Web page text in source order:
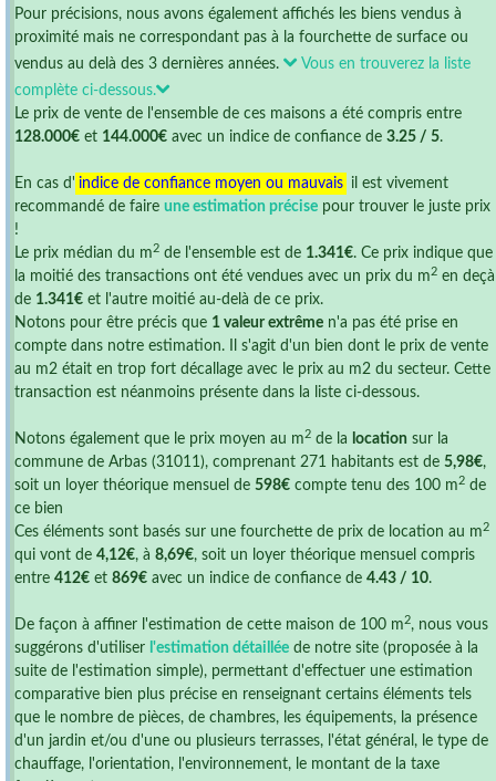
Pour précisions, nous avons également affichés les biens vendus à
proximité mais ne correspondant pas à la fourchette de surface ou
vendus au delà des 3 dernières années.
Vous en trouverez la liste
complète ci-dessous.
Le prix de vente de l'ensemble de ces maisons a été compris entre
128.000€ et 144.000€ avec un indice de confiance de 3.25 / 5.
En cas d' indice de confiance moyen ou mauvais il est vivement
recommandé de faire une estimation précise pour trouver le juste prix
!
Le prix médian du m 2 de l'ensemble est de 1.341€. Ce prix indique que
la moitié des transactions ont été vendues avec un prix du m 2 en deçà
de 1.341€ et l'autre moitié au-delà de ce prix.
Notons pour être précis que 1 valeur extrême n'a pas été prise en
compte dans notre estimation. Il s'agit d'un bien dont le prix de vente
au m2 était en trop fort décallage avec le prix au m2 du secteur. Cette
transaction est néanmoins présente dans la liste ci-dessous.
Notons également que le prix moyen au m 2 de la location sur la
commune de Arbas (31011), comprenant 271 habitants est de 5,98€,
soit un loyer théorique mensuel de 598€ compte tenu des 100 m 2 de
ce bien
Ces éléments sont basés sur une fourchette de prix de location au m 2
qui vont de 4,12€, à 8,69€, soit un loyer théorique mensuel compris
entre 412€ et 869€ avec un indice de confiance de 4.43 / 10.
De façon à affiner l'estimation de cette maison de 100 m 2, nous vous
suggérons d'utiliser l'estimation détaillée de notre site (proposée à la
suite de l'estimation simple), permettant d'effectuer une estimation
comparative bien plus précise en renseignant certains éléments tels
que le nombre de pièces, de chambres, les équipements, la présence
d'un jardin et/ou d'une ou plusieurs terrasses, l'état général, le type de
chauffage, l'orientation, l'environnement, le montant de la taxe